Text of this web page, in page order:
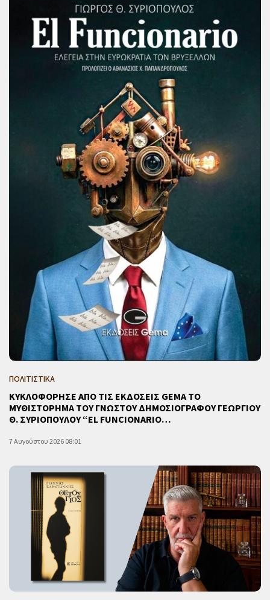
ΠΟΛΙΤΙΣΤΙΚΑ
ΚΥΚΛΟΦΟΡΗΣΕ ΑΠΟ ΤΙΣ ΕΚΔΟΣΕΙΣ GEMA ΤΟ
ΜΥΘΙΣΤΟΡΗΜΑ ΤΟΥ ΓΝΩΣΤΟΥ ΔΗΜΟΣΙΟΓΡΑΦΟΥ ΓΕΩΡΓΙΟΥ
Θ. ΣΥΡΙΟΠΟΥΛΟΥ “EL FUNCIONARIO…
7 Αυγούστου 2026 08:01